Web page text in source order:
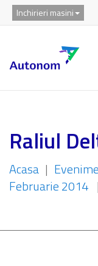
Inchirieri masini
Raliul
Acasa |
Februarie 2014 |